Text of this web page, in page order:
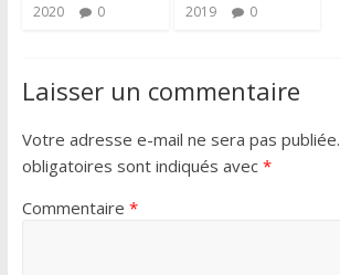
2020
0
2019
0
Laisser un commentaire
Votre adresse e-mail ne sera pas publiée.
obligatoires sont indiqués avec *
Commentaire *